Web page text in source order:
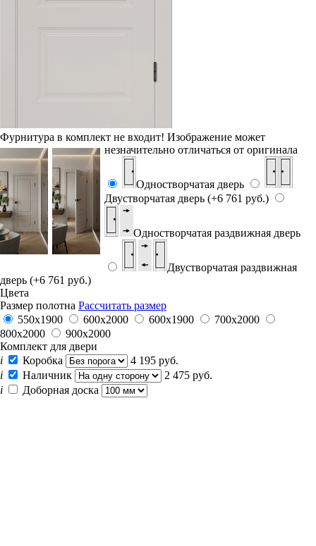
Фурнитура в комплект не входит! Изображение может
незначительно отличаться от оригинала
Одностворчатая дверь
Двустворчатая дверь (+6 761 руб.)
Одностворчатая раздвижная дверь
Двустворчатая раздвижная
дверь (+6 761 руб.)
Цвета
Размер полотна Рассчитать размер
550х1900
600x2000 600х1900
700x2000
800x2000
900x2000
Комплект для двери
i
Коробка
4 195 руб.
i
Наличник
2 475 руб.
i
Доборная доска